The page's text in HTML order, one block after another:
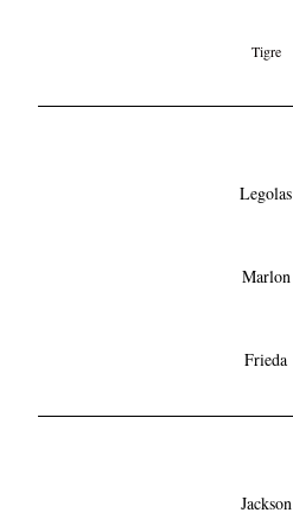
Tigre
Legolas
Marlon
Frieda
Jackson